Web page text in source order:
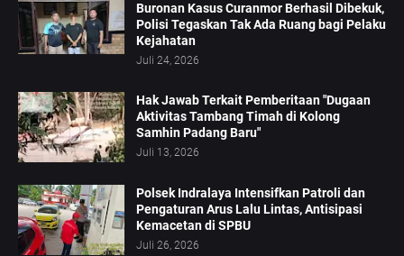
Buronan Kasus Curanmor Berhasil Dibekuk,
Polisi Tegaskan Tak Ada Ruang bagi Pelaku
Kejahatan
Juli 24, 2026
Hak Jawab Terkait Pemberitaan "Dugaan
Aktivitas Tambang Timah di Kolong
Samhin Padang Baru"
Juli 13, 2026
Polsek Indralaya Intensifkan Patroli dan
Pengaturan Arus Lalu Lintas, Antisipasi
Kemacetan di SPBU
Juli 26, 2026